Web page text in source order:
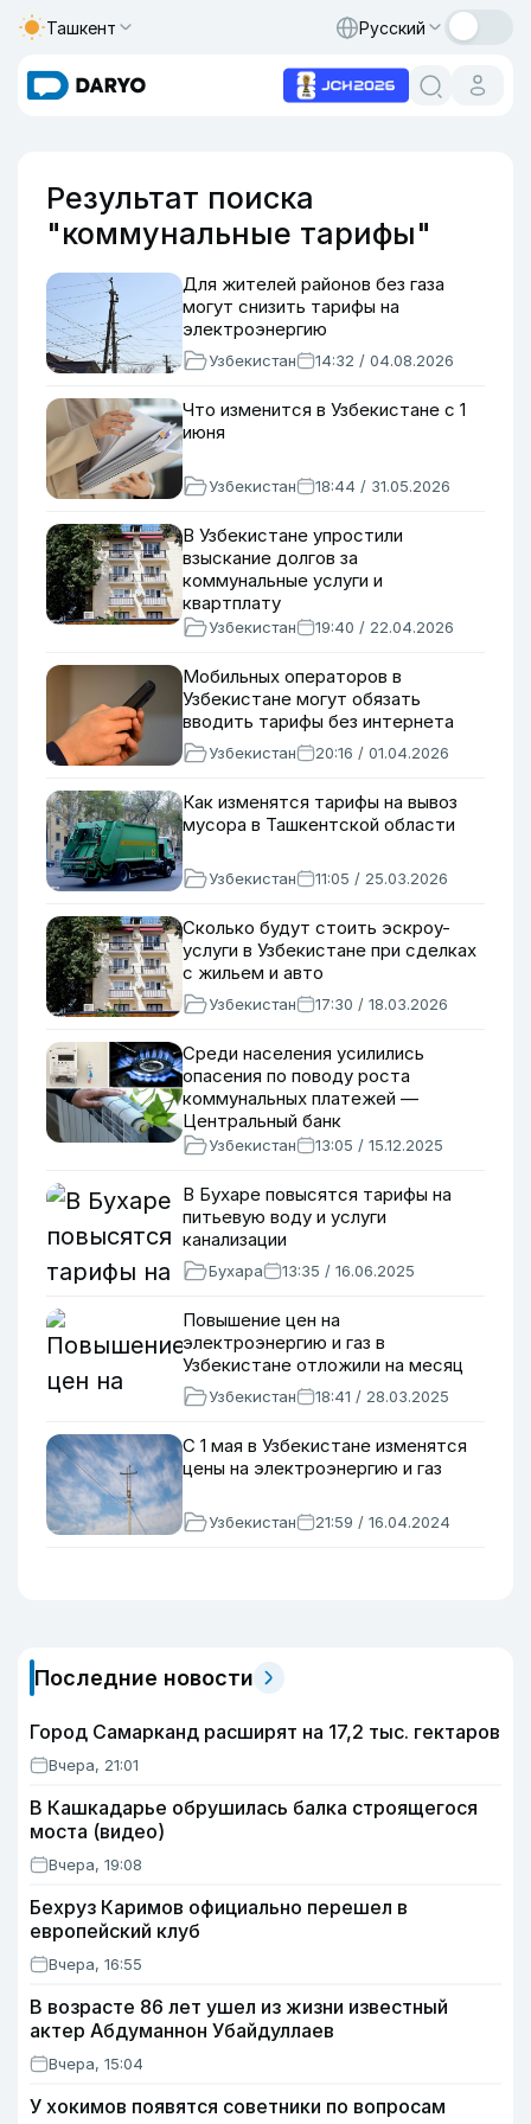
Ташкент Русский
Результат поиска
"коммунальные тарифы"
Для жителей районов без газа
могут снизить тарифы на
электроэнергию
Узбекистан 14:32 / 04.08.2026
Что изменится в Узбекистане с 1
июня
Узбекистан 18:44 / 31.05.2026
В Узбекистане упростили
взыскание долгов за
коммунальные услуги и
квартплату
Узбекистан 19:40 / 22.04.2026
Мобильных операторов в
Узбекистане могут обязать
вводить тарифы без интернета
Узбекистан 20:16 / 01.04.2026
Как изменятся тарифы на вывоз
мусора в Ташкентской области
Узбекистан 11:05 / 25.03.2026
Сколько будут стоить эскроу-
услуги в Узбекистане при сделках
с жильем и авто
Узбекистан 17:30 / 18.03.2026
Среди населения усилились
опасения по поводу роста
коммунальных платежей —
Центральный банк
Узбекистан 13:05 / 15.12.2025
В Бухаре повысятся тарифы на
питьевую воду и услуги
канализации
Бухара 13:35 / 16.06.2025
Повышение цен на
электроэнергию и газ в
Узбекистане отложили на месяц
Узбекистан 18:41 / 28.03.2025
С 1 мая в Узбекистане изменятся
цены на электроэнергию и газ
Узбекистан 21:59 / 16.04.2024
Последние новости
Город Самарканд расширят на 17,2 тыс. гектаров
Вчера, 21:01
В Кашкадарье обрушилась балка строящегося
моста (видео)
Вчера, 19:08
Бехруз Каримов официально перешел в
европейский клуб
Вчера, 16:55
В возрасте 86 лет ушел из жизни известный
актер Абдуманнон Убайдуллаев
Вчера, 15:04
У хокимов появятся советники по вопросам